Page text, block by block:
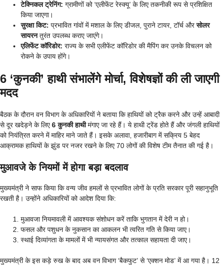
टेक्निकल ट्रेनिंग: ग्रामीणों को ‘एलीफेंट रेस्क्यू’ के लिए तकनीकी रूप से प्रशिक्षित
किया जाएगा।
सुरक्षा किट: प्रभावित गांवों में मशाल के लिए डीजल, पुराने टायर, टॉर्च औरसोलर
सायरनतुरंत उपलब्ध कराए जाएंगे।
एलिफेंट कॉरिडोर: राज्य के सभी एलीफेंट कॉरिडोर की मैपिंग कर उनके विचलन को
रोकने के उपाय होंगे।
​6 ‘कुनकी’ हाथी संभालेंगे मोर्चा, विशेषज्ञों की ली जाएगी
मदद
​बैठक के दौरान वन विभाग के अधिकारियों ने बताया कि हाथियों को ट्रैक करने और उन्हें आबादी
से दूर खदेड़ने के लिए6 कुनकी हाथीमंगाए जा रहे हैं। ये हाथी ट्रेंड होते हैं और जंगली हाथियों
को नियंत्रित करने में माहिर माने जाते हैं। इसके अलावा, हजारीबाग में सक्रिय 5 बेहद
आक्रामक हाथियों के झुंड पर नजर रखने के लिए 70 लोगों की विशेष टीम तैनात की गई है।
​मुआवजे के नियमों में होगा बड़ा बदलाव
​मुख्यमंत्री ने साफ किया कि वन्य जीव हमलों से प्रभावित लोगों के प्रति सरकार पूरी सहानुभूति
रखती है। उन्होंने अधिकारियों को आदेश दिया कि:
​मुआवजा नियमावली में आवश्यक संशोधन करें ताकि भुगतान में देरी न हो।
​फसल और पशुधन के नुकसान का आकलन भी त्वरित गति से किया जाए।
​स्थाई दिव्यांगता के मामलों में भी न्यायसंगत और तत्काल सहायता दी जाए।
मुख्यमंत्री के इस कड़े रुख के बाद अब वन विभाग ‘बैकफुट’ से ‘एक्शन मोड’ में आ गया है। 12